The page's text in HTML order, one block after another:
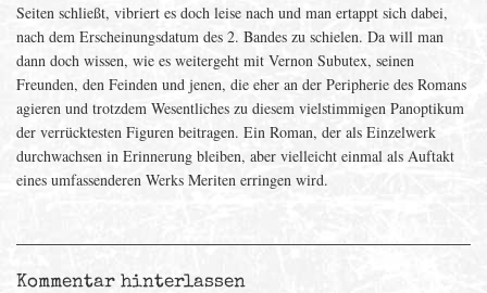
Seiten schließt, vibriert es doch leise nach und man ertappt sich dabei,
nach dem Erscheinungsdatum des 2. Bandes zu schielen. Da will man
dann doch wissen, wie es weitergeht mit Vernon Subutex, seinen
Freunden, den Feinden und jenen, die eher an der Peripherie des Romans
agieren und trotzdem Wesentliches zu diesem vielstimmigen Panoptikum
der verrücktesten Figuren beitragen. Ein Roman, der als Einzelwerk
durchwachsen in Erinnerung bleiben, aber vielleicht einmal als Auftakt
eines umfassenderen Werks Meriten erringen wird.
Kommentar hinterlassen